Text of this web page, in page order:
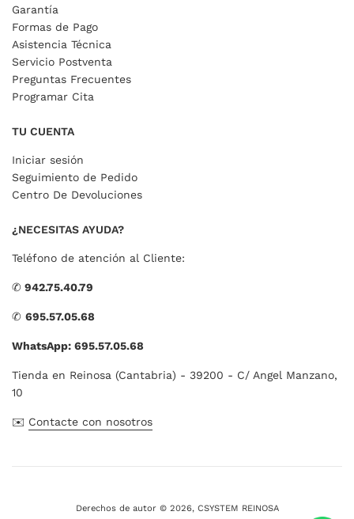
Garantía
Formas de Pago
Asistencia Técnica
Servicio Postventa
Preguntas Frecuentes
Programar Cita
TU CUENTA
Iniciar sesión
Seguimiento de Pedido
Centro De Devoluciones
¿NECESITAS AYUDA?
Teléfono de atención al Cliente:
✆ 942.75.40.79
✆ 695.57.05.68
WhatsApp: 695.57.05.68
Tienda en Reinosa (Cantabria) - 39200 - C/ Angel Manzano,
10
✉️ Contacte con nosotros
Derechos de autor © 2026, CSYSTEM REINOSA